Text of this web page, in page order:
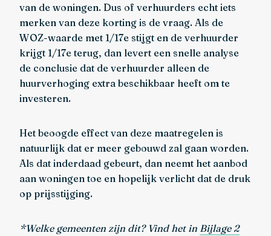
van de woningen. Dus of verhuurders echt iets
merken van deze korting is de vraag. Als de
WOZ-waarde met 1/17e stijgt en de verhuurder
krijgt 1/17e terug, dan levert een snelle analyse
de conclusie dat de verhuurder alleen de
huurverhoging extra beschikbaar heeft om te
investeren.
Het beoogde effect van deze maatregelen is
natuurlijk dat er meer gebouwd zal gaan worden.
Als dat inderdaad gebeurt, dan neemt het aanbod
aan woningen toe en hopelijk verlicht dat de druk
op prijsstijging.
*Welke gemeenten zijn dit? Vind het in Bijlage 2